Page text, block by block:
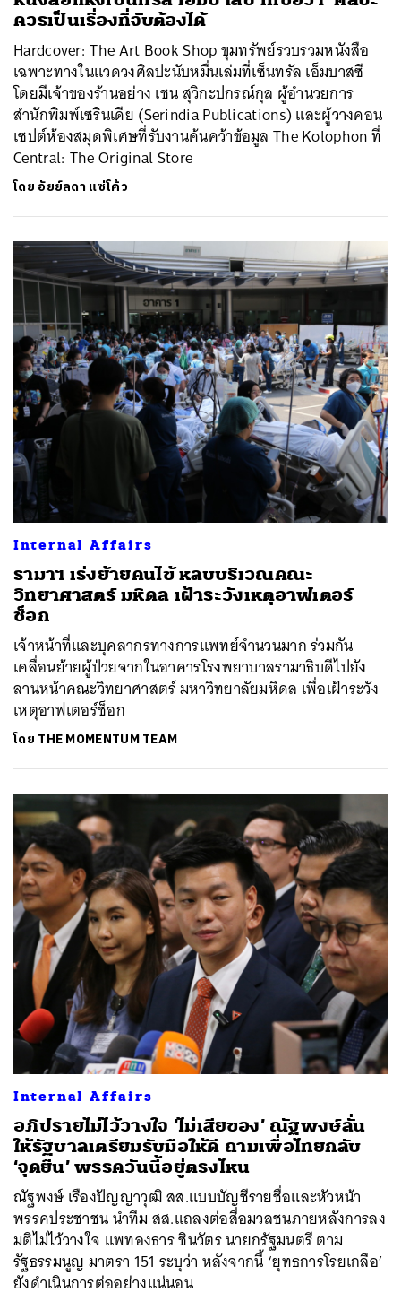
ควรเป็นเรื่องที่จับต้องได้
Hardcover: The Art Book Shop ขุมทรัพย์รวบรวมหนังสือ
เฉพาะทางในแวดวงศิลปะนับหมื่นเล่มที่เซ็นทรัล เอ็มบาสซี
โดยมีเจ้าของร้านอย่าง เชน สุวิกะปกรณ์กุล ผู้อำนวยการ
สำนักพิมพ์เซรินเดีย (Serindia Publications) และผู้วางคอน
เซปต์ห้องสมุดพิเศษที่รับงานค้นคว้าข้อมูล The Kolophon ที่
Central: The Original Store
โดย อัยย์ลดา แซ่โค้ว
Internal Affairs
รามาฯ เร่งย้ายคนไข้ หลบบริเวณคณะ
วิทยาศาสตร์ มหิดล เฝ้าระวังเหตุอาฟเตอร์
ช็อก
เจ้าหน้าที่และบุคลากรทางการแพทย์จำนวนมาก ร่วมกัน
เคลื่อนย้ายผู้ป่วยจากในอาคารโรงพยาบาลรามาธิบดีไปยัง
ลานหน้าคณะวิทยาศาสตร์ มหาวิทยาลัยมหิดล เพื่อเฝ้าระวัง
เหตุอาฟเตอร์ช็อก
โดย THE MOMENTUM TEAM
Internal Affairs
อภิปรายไม่ไว้วางใจ ‘ไม่เสียของ’ ณัฐพงษ์ลั่น
ให้รัฐบาลเตรียมรับมือให้ดี ถามเพื่อไทยกลับ
‘จุดยืน’ พรรควันนี้อยู่ตรงไหน
ณัฐพงษ์ เรืองปัญญาวุฒิ สส.แบบบัญชีรายชื่อและหัวหน้า
พรรคประชาชน นำทีม สส.แถลงต่อสื่อมวลชนภายหลังการลง
มติไม่ไว้วางใจ แพทองธาร ชินวัตร นายกรัฐมนตรี ตาม
รัฐธรรมนูญ มาตรา 151 ระบุว่า หลังจากนี้ ‘ยุทธการโรยเกลือ’
ยังดำเนินการต่ออย่างแน่นอน